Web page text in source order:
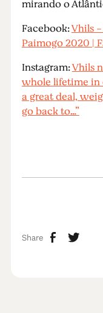
mirando o
Facebook:Vhils -
Paimogo 2020 |
Instagram:Vhils
whole lifetime in
a great deal,
go back to…”
Share